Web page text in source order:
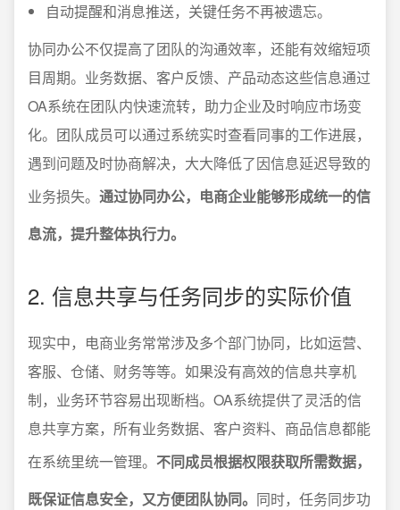
自动提醒和消息推送，关键任务不再被遗忘。
协同办公不仅提高了团队的沟通效率，还能有效缩短项
目周期。业务数据、客户反馈、产品动态这些信息通过
OA系统在团队内快速流转，助力企业及时响应市场变
化。团队成员可以通过系统实时查看同事的工作进展，
遇到问题及时协商解决，大大降低了因信息延迟导致的
业务损失。 通过协同办公，电商企业能够形成统一的信
息流，提升整体执行力。
2. 信息共享与任务同步的实际价值
现实中，电商业务常常涉及多个部门协同，比如运营、
客服、仓储、财务等等。如果没有高效的信息共享机
制，业务环节容易出现断档。OA系统提供了灵活的信
息共享方案，所有业务数据、客户资料、商品信息都能
在系统里统一管理。 不同成员根据权限获取所需数据，
既保证信息安全，又方便团队协同。 同时，任务同步功